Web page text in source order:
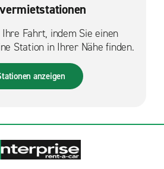
Fahrt, indem Sie einen
Station in Ihrer Nähe finden.
anzeigen